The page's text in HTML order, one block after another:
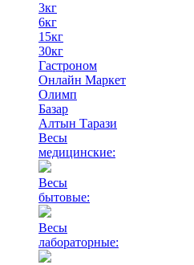
3кг
6кг
15кг
30кг
Гастроном
Онлайн Маркет
Олимп
Базар
Алтын Тарази
Весы
медицинские:
Весы
бытовые:
Весы
лабораторные: